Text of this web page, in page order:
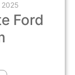
2025
Ford